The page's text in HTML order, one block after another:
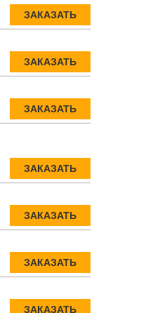
ЗАКАЗАТЬ
ЗАКАЗАТЬ
ЗАКАЗАТЬ
ЗАКАЗАТЬ
ЗАКАЗАТЬ
ЗАКАЗАТЬ
ЗАКАЗАТЬ